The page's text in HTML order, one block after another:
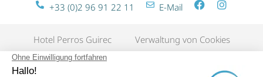
+33 (0)2 96 91 22 11
E-Mail
Hotel Perros Guirec Verwaltung von Cookies
FAQ